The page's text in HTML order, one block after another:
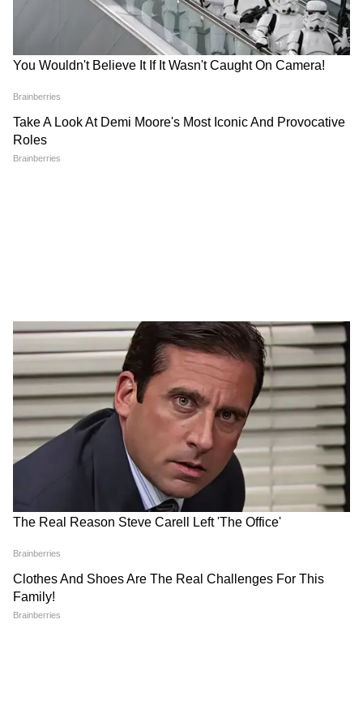
एजेंसियों के लिए बड़ी चुनौती बन सकते हैं।
यह भी पढ़ें:‘WFH अपनाइए’...24 घंटे में दूसरी बार
पीएम मोदी की अपील, क्या देश पर मंडरा रहा है बड़ा